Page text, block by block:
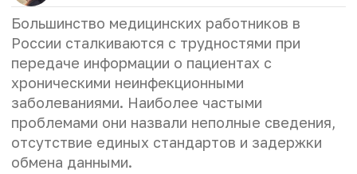
Большинство медицинских работников в
России сталкиваются с трудностями при
передаче информации о пациентах с
хроническими неинфекционными
заболеваниями. Наиболее частыми
проблемами они назвали неполные сведения,
отсутствие единых стандартов и задержки
обмена данными.